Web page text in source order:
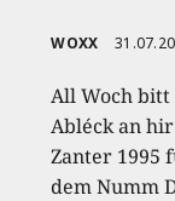
WOXX
All Woch bitt
Abléck an
Zanter 1995
dem Numm